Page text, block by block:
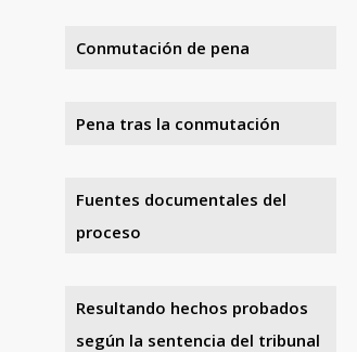
Conmutación de pena
Pena tras la conmutación
Fuentes documentales del
proceso
Resultando hechos probados
según la sentencia del tribunal